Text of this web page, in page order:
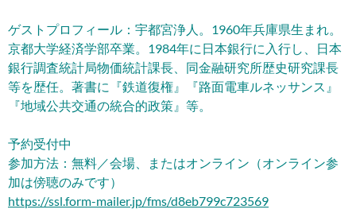
ゲストプロフィール：宇都宮浄人。1960年兵庫県生まれ。
京都大学経済学部卒業。1984年に日本銀行に入行し、日本
銀行調査統計局物価統計課長、同金融研究所歴史研究課長
等を歴任。著書に『鉄道復権』『路面電車ルネッサンス』
『地域公共交通の統合的政策』等。
予約受付中
参加方法：無料／会場、またはオンライン（オンライン参
加は傍聴のみです）
https://ssl.form-mailer.jp/fms/d8eb799c723569